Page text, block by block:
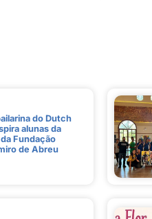
do Dutch
alunas da
Fundação
de Abreu